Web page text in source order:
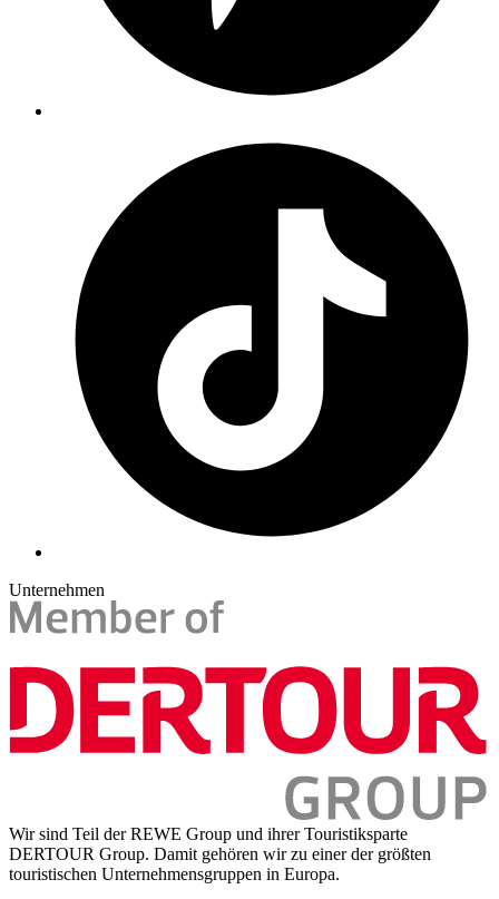
Unternehmen
Wir sind Teil der REWE Group und ihrer Touristiksparte
DERTOUR Group. Damit gehören wir zu einer der größten
touristischen Unternehmensgruppen in Europa.